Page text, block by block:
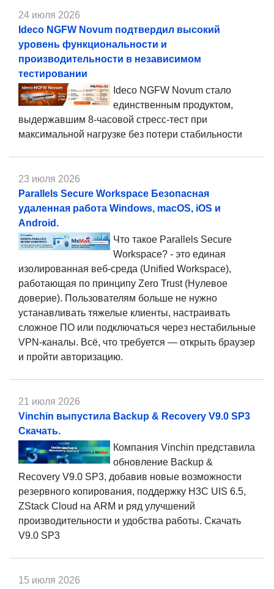
24 июля 2026
Ideco NGFW Novum подтвердил высокий
уровень функциональности и
производительности в независимом
тестировании
Ideco NGFW Novum стало
единственным продуктом,
выдержавшим 8-часовой стресс-тест при
максимальной нагрузке без потери стабильности
23 июля 2026
Parallels Secure Workspace Безопасная
удаленная работа Windows, macOS, iOS и
Android.
Что такое Parallels Secure
Workspace? - это единая
изолированная веб-среда (Unified Workspace),
работающая по принципу Zero Trust (Нулевое
доверие). Пользователям больше не нужно
устанавливать тяжелые клиенты, настраивать
сложное ПО или подключаться через нестабильные
VPN-каналы. Всё, что требуется — открыть браузер
и пройти авторизацию.
21 июля 2026
Vinchin выпустила Backup & Recovery V9.0 SP3
Скачать.
Компания Vinchin представила
обновление Backup &
Recovery V9.0 SP3, добавив новые возможности
резервного копирования, поддержку H3C UIS 6.5,
ZStack Cloud на ARM и ряд улучшений
производительности и удобства работы. Скачать
V9.0 SP3
15 июля 2026